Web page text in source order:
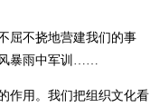
屈不挠地营建我们的事
风暴雨中军训……
作用。我们把组织文化看